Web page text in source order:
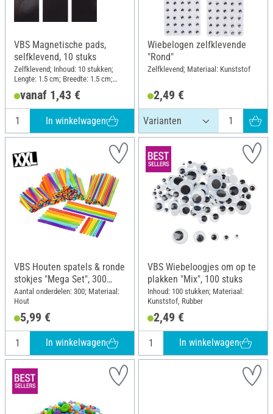
VBS Magnetische pads,
selfklevend, 10 stuks
Zelfklevend; Inhoud: 10 stukken;
Lengte: 1.5 cm; Breedte: 1.5 cm;
Materiaal: Kunststof
vanaf 1,43 €
In winkelwagen
Wiebelogen zelfklevende
"Rond"
Zelfklevend; Materiaal: Kunststof
2,49 €
VBS Houten spatels & ronde
stokjes "Mega Set", 300
onderdelen
Aantal onderdelen: 300; Materiaal:
Hout
5,99 €
In winkelwagen
VBS Wiebeloogjes om op te
plakken "Mix", 100 stuks
Inhoud: 100 stukken; Materiaal:
Kunststof, Rubber
2,49 €
In winkelwagen